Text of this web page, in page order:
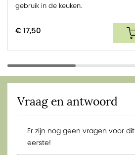
gebruik in de keuken.
€ 17,50
Vraag en antwoord
Er zijn nog geen vragen voor
eerste!